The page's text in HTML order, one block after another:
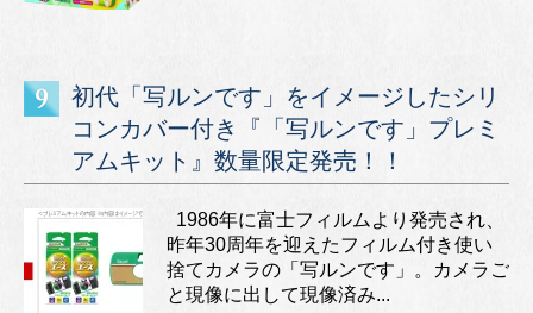
初代「写ルンです」をイメージしたシリ
コンカバー付き『「写ルンです」プレミ
アムキット』数量限定発売！！
1986年に富士フィルムより発売され、
昨年30周年を迎えたフィルム付き使い
捨てカメラの「写ルンです」。カメラご
と現像に出して現像済み...